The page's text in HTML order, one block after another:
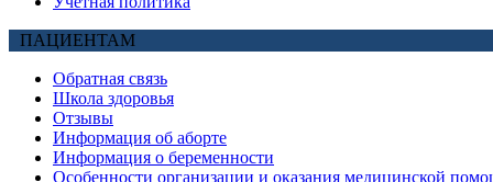
ПАЦИЕНТАМ
Обратная связь
Школа здоровья
Отзывы
Информация об аборте
Информация о беременности
Особенности организации и оказания медицинской